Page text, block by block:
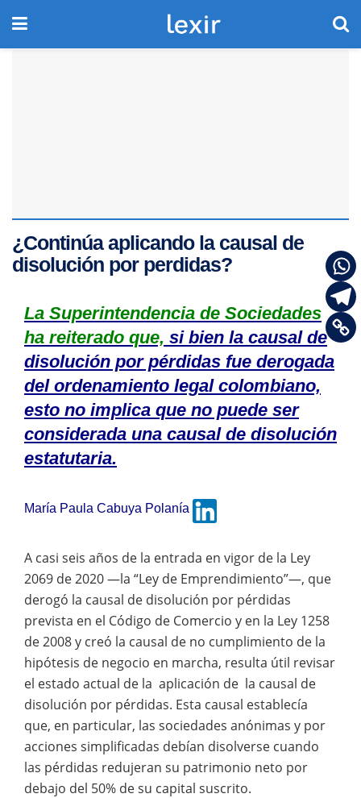
¿Continúa aplicando la causal de
disolución por perdidas?
La Superintendencia de Sociedades
ha reiterado que, si bien la causal de
disolución por pérdidas fue derogada
del ordenamiento legal colombiano,
esto no implica que no puede ser
considerada una causal de disolución
estatutaria.
María Paula Cabuya Polanía
A casi seis años de la entrada en vigor de la Ley
2069 de 2020 —la “Ley de Emprendimiento”—, que
derogó la causal de disolución por pérdidas
prevista en el Código de Comercio y en la Ley 1258
de 2008 y creó la causal de no cumplimiento de la
hipótesis de negocio en marcha, resulta útil revisar
el estado actual de la aplicación de la causal de
disolución por pérdidas. Esta causal establecía
que, en particular, las sociedades anónimas y por
acciones simplificadas debían disolverse cuando
las pérdidas redujeran su patrimonio neto por
debajo del 50% de su capital suscrito.